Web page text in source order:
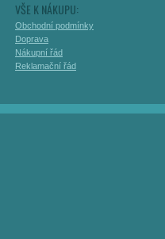
VŠE K NÁKUPU:
Obchodní podmínky
Doprava
Nákupní řád
Reklamační řád